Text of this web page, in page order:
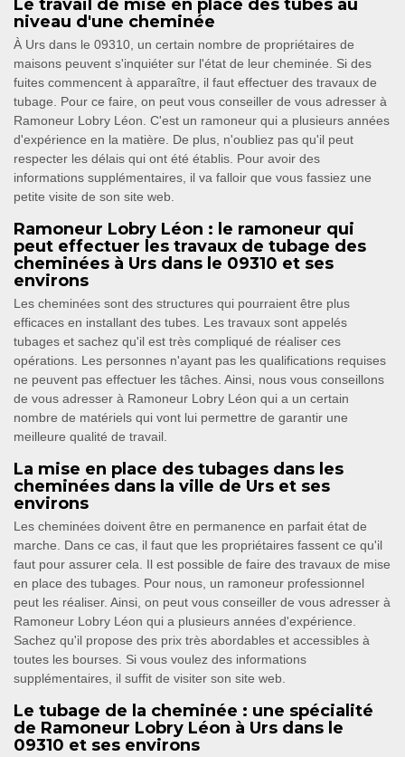
Le travail de mise en place des tubes au
niveau d'une cheminée
À Urs dans le 09310, un certain nombre de propriétaires de
maisons peuvent s'inquiéter sur l'état de leur cheminée. Si des
fuites commencent à apparaître, il faut effectuer des travaux de
tubage. Pour ce faire, on peut vous conseiller de vous adresser à
Ramoneur Lobry Léon. C'est un ramoneur qui a plusieurs années
d'expérience en la matière. De plus, n'oubliez pas qu'il peut
respecter les délais qui ont été établis. Pour avoir des
informations supplémentaires, il va falloir que vous fassiez une
petite visite de son site web.
Ramoneur Lobry Léon : le ramoneur qui
peut effectuer les travaux de tubage des
cheminées à Urs dans le 09310 et ses
environs
Les cheminées sont des structures qui pourraient être plus
efficaces en installant des tubes. Les travaux sont appelés
tubages et sachez qu'il est très compliqué de réaliser ces
opérations. Les personnes n'ayant pas les qualifications requises
ne peuvent pas effectuer les tâches. Ainsi, nous vous conseillons
de vous adresser à Ramoneur Lobry Léon qui a un certain
nombre de matériels qui vont lui permettre de garantir une
meilleure qualité de travail.
La mise en place des tubages dans les
cheminées dans la ville de Urs et ses
environs
Les cheminées doivent être en permanence en parfait état de
marche. Dans ce cas, il faut que les propriétaires fassent ce qu'il
faut pour assurer cela. Il est possible de faire des travaux de mise
en place des tubages. Pour nous, un ramoneur professionnel
peut les réaliser. Ainsi, on peut vous conseiller de vous adresser à
Ramoneur Lobry Léon qui a plusieurs années d'expérience.
Sachez qu'il propose des prix très abordables et accessibles à
toutes les bourses. Si vous voulez des informations
supplémentaires, il suffit de visiter son site web.
Le tubage de la cheminée : une spécialité
de Ramoneur Lobry Léon à Urs dans le
09310 et ses environs